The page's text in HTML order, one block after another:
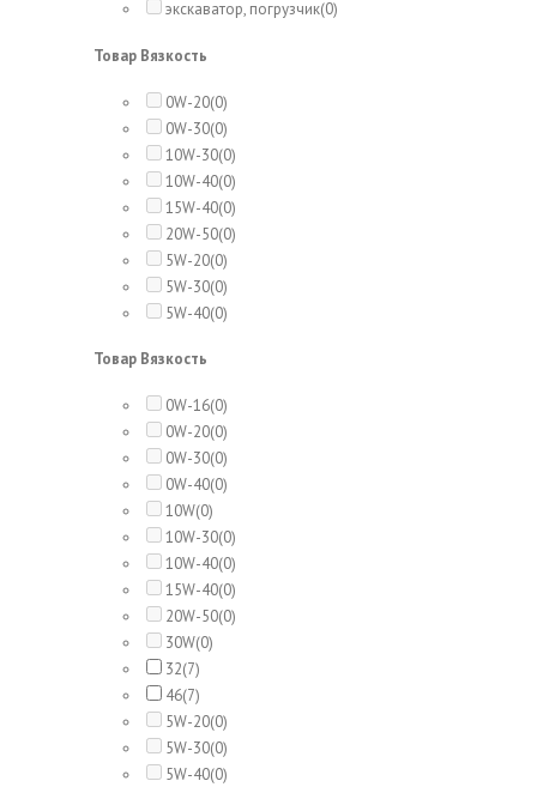
экскаватор, погрузчик(0)
Товар Вязкость
0W-20(0)
0W-30(0)
10W-30(0)
10W-40(0)
15W-40(0)
20W-50(0)
5W-20(0)
5W-30(0)
5W-40(0)
Товар Вязкость
0W-16(0)
0W-20(0)
0W-30(0)
0W-40(0)
10W(0)
10W-30(0)
10W-40(0)
15W-40(0)
20W-50(0)
30W(0)
32(7)
46(7)
5W-20(0)
5W-30(0)
5W-40(0)